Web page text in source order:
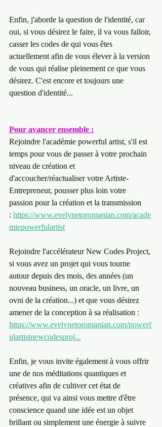
Enfin, j'aborde la question de l'identité, car
oui, si vous désirez le faire, il va vous falloir,
casser les codes de qui vous êtes
actuellement afin de vous élever à la version
de vous qui réalise pleinement ce que vous
désirez. C'est encore et toujours une
question d'identité...
Pour avancer ensemble :
Rejoindre l'académie powerful artist, s'il est
temps pour vous de passer à votre prochain
niveau de création et
d'accoucher/réactualiser votre Artiste-
Entrepreneur, pousser plus loin votre
passion pour la création et la transmission
: ⁠ https://www.evelynetoromanian.com/acade
miepowerfulartist
Rejoindre l'accélérateur New Codes Project,
si vous avez un projet qui vous tourne
autour depuis des mois, des années (un
nouveau business, un oracle, un livre, un
ovni de la création...) et que vous désirez
amener de la conception à sa réalisation :
https://www.evelynetoromanian.com/powerf
ulartistnewcodesproj...
Enfin, je vous invite également à vous offrir
une de nos méditations quantiques et
créatives afin de cultiver cet état de
présence, qui va ainsi vous mettre d'être
conscience quand une idée est un objet
brillant ou simplement une énergie à suivre